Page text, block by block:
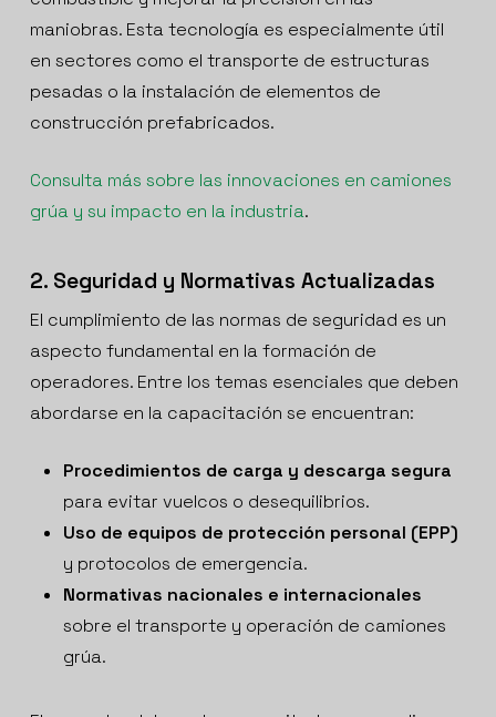
maniobras. Esta tecnología es especialmente útil
en sectores como el transporte de estructuras
pesadas o la instalación de elementos de
construcción prefabricados.
Consulta más sobre las innovaciones en camiones
grúa y su impacto en la industria.
2. Seguridad y Normativas Actualizadas
El cumplimiento de las normas de seguridad es un
aspecto fundamental en la formación de
operadores. Entre los temas esenciales que deben
abordarse en la capacitación se encuentran:
Procedimientos de carga y descarga segura
para evitar vuelcos o desequilibrios.
Uso de equipos de protección personal (EPP)
y protocolos de emergencia.
Normativas nacionales e internacionales
sobre el transporte y operación de camiones
grúa.